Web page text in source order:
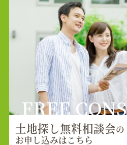
FREE
土地探し無料相談会の
お申し込みはこちら